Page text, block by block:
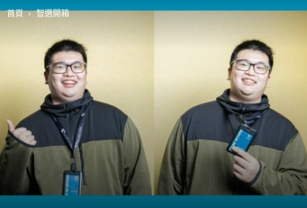
首頁 智選開箱